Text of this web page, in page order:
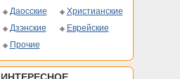
Даосские
Христианские
Дзэнские
Еврейские
Прочие